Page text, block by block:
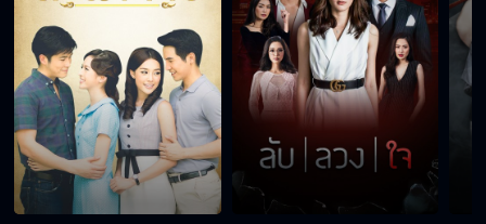
จูบได้ไหม
ปล้ำฉันเลย ฉันพร้อม